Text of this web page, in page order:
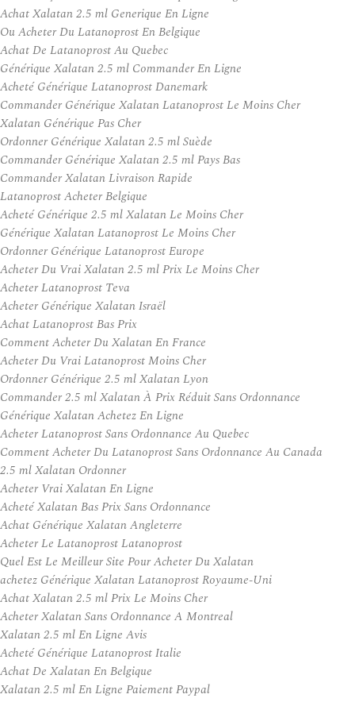
Achat Xalatan 2.5 ml Generique En Ligne
Ou Acheter Du Latanoprost En Belgique
Achat De Latanoprost Au Quebec
Générique Xalatan 2.5 ml Commander En Ligne
Acheté Générique Latanoprost Danemark
Commander Générique Xalatan Latanoprost Le Moins Cher
Xalatan Générique Pas Cher
Ordonner Générique Xalatan 2.5 ml Suède
Commander Générique Xalatan 2.5 ml Pays Bas
Commander Xalatan Livraison Rapide
Latanoprost Acheter Belgique
Acheté Générique 2.5 ml Xalatan Le Moins Cher
Générique Xalatan Latanoprost Le Moins Cher
Ordonner Générique Latanoprost Europe
Acheter Du Vrai Xalatan 2.5 ml Prix Le Moins Cher
Acheter Latanoprost Teva
Acheter Générique Xalatan Israël
Achat Latanoprost Bas Prix
Comment Acheter Du Xalatan En France
Acheter Du Vrai Latanoprost Moins Cher
Ordonner Générique 2.5 ml Xalatan Lyon
Commander 2.5 ml Xalatan À Prix Réduit Sans Ordonnance
Générique Xalatan Achetez En Ligne
Acheter Latanoprost Sans Ordonnance Au Quebec
Comment Acheter Du Latanoprost Sans Ordonnance Au Canada
2.5 ml Xalatan Ordonner
Acheter Vrai Xalatan En Ligne
Acheté Xalatan Bas Prix Sans Ordonnance
Achat Générique Xalatan Angleterre
Acheter Le Latanoprost Latanoprost
Quel Est Le Meilleur Site Pour Acheter Du Xalatan
achetez Générique Xalatan Latanoprost Royaume-Uni
Achat Xalatan 2.5 ml Prix Le Moins Cher
Acheter Xalatan Sans Ordonnance A Montreal
Xalatan 2.5 ml En Ligne Avis
Acheté Générique Latanoprost Italie
Achat De Xalatan En Belgique
Xalatan 2.5 ml En Ligne Paiement Paypal